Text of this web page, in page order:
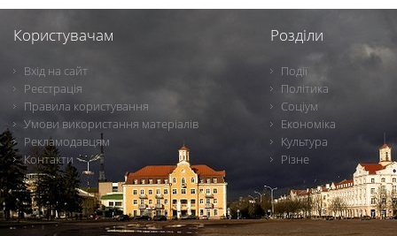
Користувачам
Вхід на сайт
Реєстрація
Правила користування
Умови використання матеріалів
Рекламодавцям
Контакти
Розділи
Події
Політика
Соціум
Економіка
Культура
Різне